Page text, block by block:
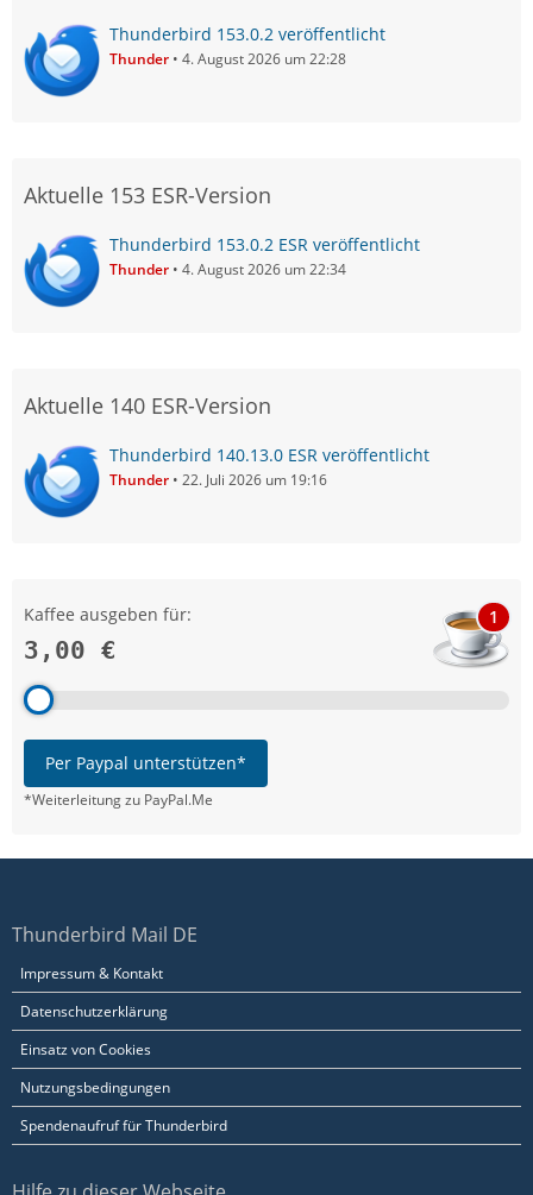
Thunderbird 153.0.2 veröffentlicht
Thunder 4. August 2026 um 22:28
Aktuelle 153 ESR-Version
Thunderbird 153.0.2 ESR veröffentlicht
Thunder 4. August 2026 um 22:34
Aktuelle 140 ESR-Version
Thunderbird 140.13.0 ESR veröffentlicht
Thunder 22. Juli 2026 um 19:16
Kaffee ausgeben für:
3,00 €
1
Per Paypal unterstützen*
*Weiterleitung zu PayPal.Me
Thunderbird Mail DE
Impressum & Kontakt
Datenschutzerklärung
Einsatz von Cookies
Nutzungsbedingungen
Spendenaufruf für Thunderbird